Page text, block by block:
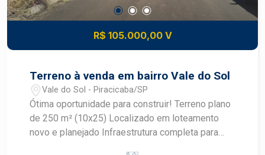
R$ 105.000,00 V
Terreno à venda em bairro Vale do Sol
Vale do Sol - Piracicaba/SP
Ótima oportunidade para construir! Terreno plano
de 250 m² (10x25) Localizado em loteamento
novo e planejado Infraestrutura completa para